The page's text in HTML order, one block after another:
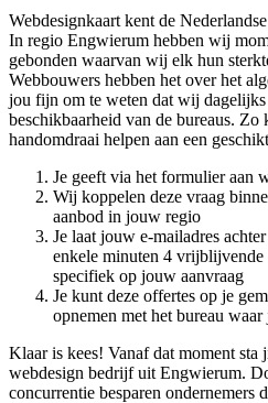
Webdesignkaart kent de
In regio Engwierum hebben wij
gebonden waarvan wij elk hun
Webbouwers hebben het over het
jou fijn om te weten dat wij
beschikbaarheid van de bureaus.
handomdraai helpen aan een
Je geeft via het formulier aan
Wij koppelen deze vraag
aanbod in jouw regio
Je laat jouw e-mailadres
enkele minuten 4
specifiek op jouw aanvraag
Je kunt deze offertes op je
opnemen met het bureau
Klaar is kees! Vanaf dat moment sta
webdesign bedrijf uit Engwierum.
concurrentie besparen ondernemers